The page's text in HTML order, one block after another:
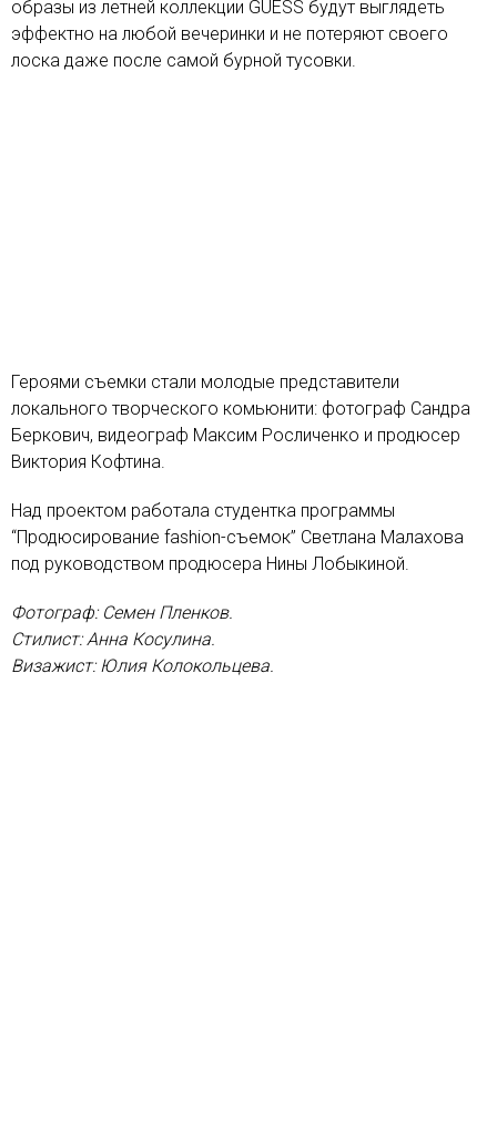
образы из летней коллекции GUESS будут выглядеть
эффектно на любой вечеринки и не потеряют своего
лоска даже после самой бурной тусовки.
Героями съемки стали молодые представители
локального творческого комьюнити: фотограф Сандра
Беркович, видеограф Максим Росличенко и продюсер
Виктория Кофтина.
Над проектом работала студентка программы
“Продюсирование fashion-съемок” Светлана Малахова
под руководством продюсера Нины Лобыкиной.
Фотограф: Семен Пленков.
Стилист: Анна Косулина.
Визажист: Юлия Колокольцева.